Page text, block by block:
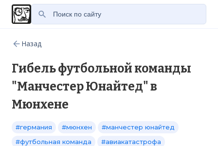
Назад
Гибель футбольной команды
"Манчестер Юнайтед" в
Мюнхене
#германия #мюнхен
#манчестер юнайтед
#футбольная команда
#авиакатастрофа